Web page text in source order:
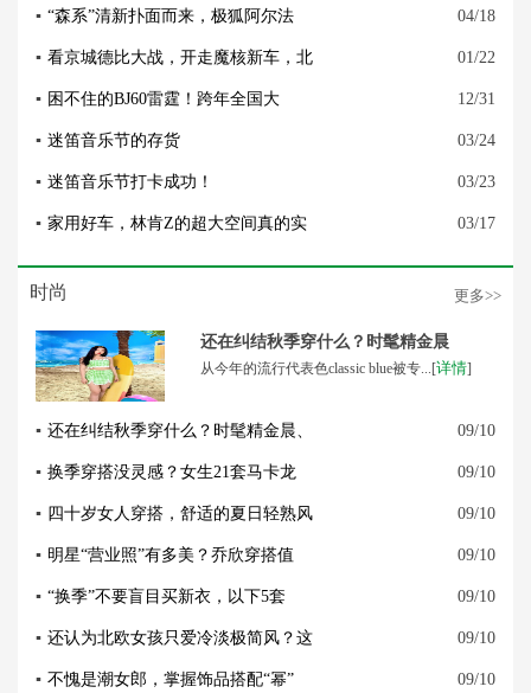
▪ “森系”清新扑面而来，极狐阿尔法 04/18
▪ 看京城德比大战，开走魔核新车，北 01/22
▪ 困不住的BJ60雷霆！跨年全国大 12/31
▪ 迷笛音乐节的存货 03/24
▪ 迷笛音乐节打卡成功！ 03/23
▪ 家用好车，林肯Z的超大空间真的实 03/17
时尚 更多>>
还在纠结秋季穿什么？时髦精金晨
从今年的流行代表色classic blue被专...[详情]
▪ 还在纠结秋季穿什么？时髦精金晨、 09/10
▪ 换季穿搭没灵感？女生21套马卡龙 09/10
▪ 四十岁女人穿搭，舒适的夏日轻熟风 09/10
▪ 明星“营业照”有多美？乔欣穿搭值 09/10
▪ “换季”不要盲目买新衣，以下5套 09/10
▪ 还认为北欧女孩只爱冷淡极简风？这 09/10
▪ 不愧是潮女郎，掌握饰品搭配“幂” 09/10